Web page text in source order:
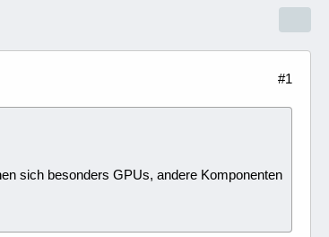
#1
sich besonders GPUs, andere Komponenten